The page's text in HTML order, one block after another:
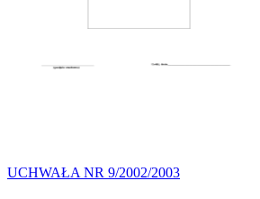
UCHWAŁA NR 9/2002/2003